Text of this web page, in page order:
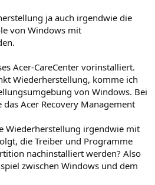
ja auch irgendwie die
von Windows mit
Acer-CareCenter vorinstalliert.
Wiederherstellung, komme ich
von Windows. Bei
Acer Recovery Management
Wiederherstellung irgendwie mit
die Treiber und Programme
nachinstalliert werden? Also
zwischen Windows und dem